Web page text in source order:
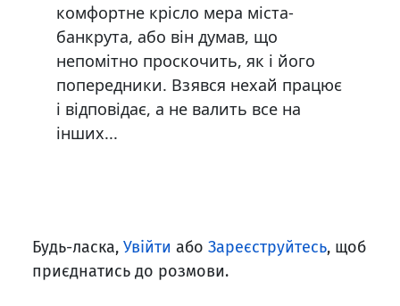
комфортне крісло мера міста-
банкрута, або він думав, що
непомітно проскочить, як і його
попередники. Взявся нехай працює
і відповідає, а не валить все на
інших...
Будь-ласка, Увійти або Зареєструйтесь, щоб
приєднатись до розмови.